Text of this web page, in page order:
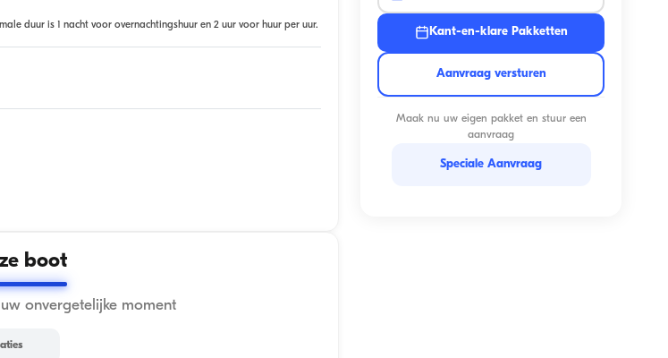
duur is 1 nacht voor overnachtingshuur en 2 uur voor huur per uur.
boot
onvergetelijke moment
Kant-en-klare Pakketten
Aanvraag versturen
Maak nu uw eigen pakket en stuur een
aanvraag
Speciale Aanvraag